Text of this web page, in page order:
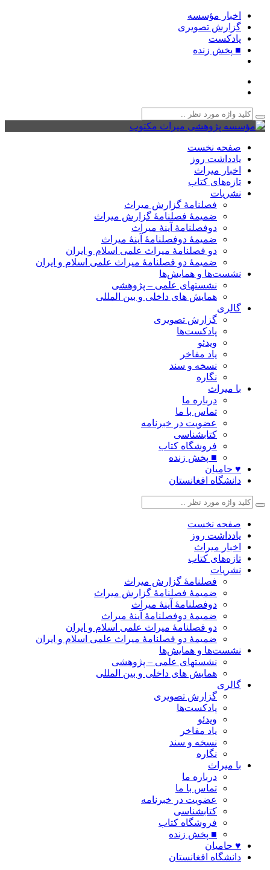
اخبار مؤسسه
گزارش تصویری
پادکست‌
■ پخش زنده
صفحه نخست
یادداشت روز
اخبار میراث
تازه‌های کتاب
نشریات
فصلنامۀ گزارش میراث
ضمیمۀ فصلنامۀ گزارش میراث
دوفصلنامۀ آینۀ میراث
ضمیمۀ دوفصلنامۀ آینۀ میراث
دو فصلنامۀ میراث علمی اسلام و ایران
ضمیمۀ دو فصلنامۀ میراث علمی اسلام و ایران
نشست‌ها و همایش‌ها
نشستهای علمی – پژوهشی
همایش های داخلی و بین المللی
گالری
گزارش تصویری
پادکست‌ها
ویدئو
یاد مفاخر
نسخه و سند
نگاره
با میراث
درباره ما
تماس با ما
عضویت در خبرنامه
کتابشناسی
فروشگاه کتاب
■ پخش زنده
♥ حامیان
دانشگاه افغانستان
صفحه نخست
یادداشت روز
اخبار میراث
تازه‌های کتاب
نشریات
فصلنامۀ گزارش میراث
ضمیمۀ فصلنامۀ گزارش میراث
دوفصلنامۀ آینۀ میراث
ضمیمۀ دوفصلنامۀ آینۀ میراث
دو فصلنامۀ میراث علمی اسلام و ایران
ضمیمۀ دو فصلنامۀ میراث علمی اسلام و ایران
نشست‌ها و همایش‌ها
نشستهای علمی – پژوهشی
همایش های داخلی و بین المللی
گالری
گزارش تصویری
پادکست‌ها
ویدئو
یاد مفاخر
نسخه و سند
نگاره
با میراث
درباره ما
تماس با ما
عضویت در خبرنامه
کتابشناسی
فروشگاه کتاب
■ پخش زنده
♥ حامیان
دانشگاه افغانستان